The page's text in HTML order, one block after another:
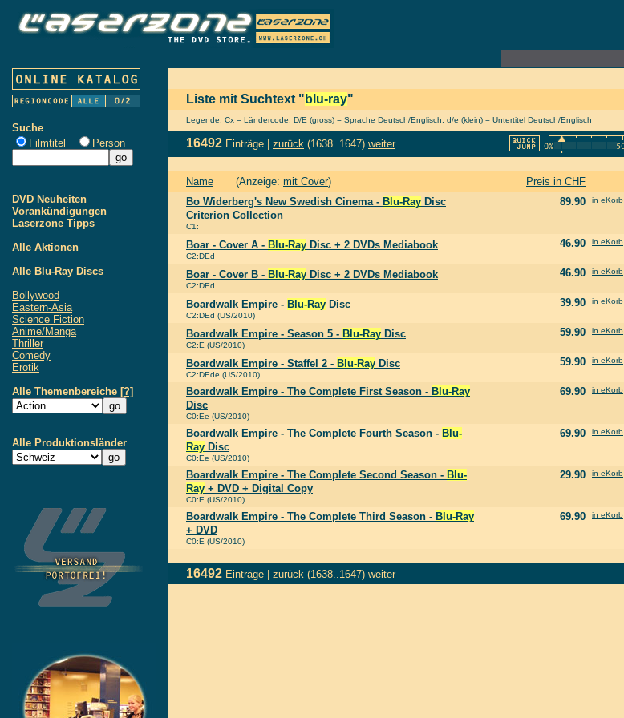
Suche
Filmtitel
Person
DVD Neuheiten
Vorankündigungen
Laserzone Tipps
Alle Aktionen
Alle Blu-Ray Discs
Bollywood
Eastern-Asia
Science Fiction
Anime/Manga
Thriller
Comedy
Erotik
Alle Themenbereiche [?]
Alle Produktionsländer
Liste mit Suchtext " blu-ray"
Legende: Cx = Ländercode, D/E (gross) = Sprache Deutsch/Englisch, d/e (klein) = Untertitel Deutsch/Englisch
16492 Einträge | zurück (1638..1647) weiter
Name (Anzeige: mit Cover) Preis in CHF
Bo Widerberg's New Swedish Cinema - Blu-Ray Disc
Criterion Collection
C1:
89.90 in eKorb
Boar - Cover A - Blu-Ray Disc + 2 DVDs Mediabook
C2:DEd
46.90 in eKorb
Boar - Cover B - Blu-Ray Disc + 2 DVDs Mediabook
C2:DEd
46.90 in eKorb
Boardwalk Empire - Blu-Ray Disc
C2:DEd (US/2010)
39.90 in eKorb
Boardwalk Empire - Season 5 - Blu-Ray Disc
C2:E (US/2010)
59.90 in eKorb
Boardwalk Empire - Staffel 2 - Blu-Ray Disc
C2:DEde (US/2010)
59.90 in eKorb
Boardwalk Empire - The Complete First Season - Blu-Ray
Disc
C0:Ee (US/2010)
69.90 in eKorb
Boardwalk Empire - The Complete Fourth Season - Blu-
Ray Disc
C0:Ee (US/2010)
69.90 in eKorb
Boardwalk Empire - The Complete Second Season - Blu-
Ray + DVD + Digital Copy
C0:E (US/2010)
29.90 in eKorb
Boardwalk Empire - The Complete Third Season - Blu-Ray
+ DVD
C0:E (US/2010)
69.90 in eKorb
16492 Einträge | zurück (1638..1647) weiter